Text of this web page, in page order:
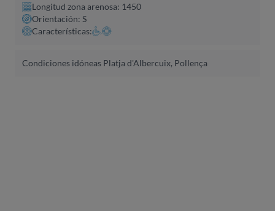
Longitud zona arenosa: 1450
Orientación: S
Características:
Condiciones idóneas Platja d'Albercuix, Pollença